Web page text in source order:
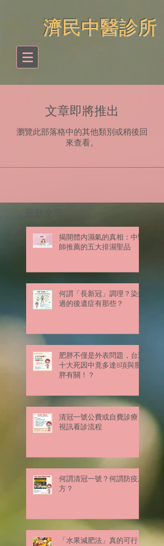
​濟民中醫診所
文章即將推出
瀏覽此部落格中的其他類別或稍後回
來查看。
揭開體內濕氣的真相：中醫
師推薦的五大排濕聖品
何謂「長新冠」調理？染疫
過的後遺症有那些？
肥胖不僅是外表問題，台灣
十大死因中竟多達8項與肥
胖有關！？
清冠一號公費或自費診療
視訊看診流程
何謂清冠一號？何謂防疫處
方？
「水果減肥法」真的可行